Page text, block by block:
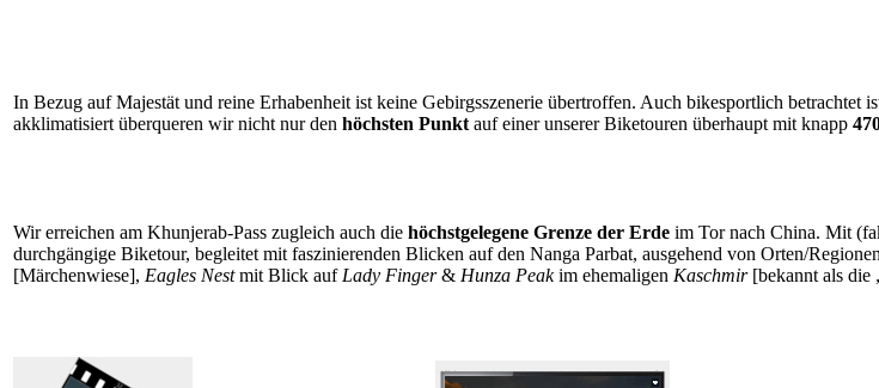
In Bezug auf Majestät und reine Erhabenheit ist keine Gebirgsszenerie übertroffen. Auch bikesportlich betrachtet
akklimatisiert überqueren wir nicht nur den höchsten Punkt auf einer unserer Biketouren überhaupt mit knapp
Wir erreichen am Khunjerab-Pass zugleich auch die höchstgelegene Grenze der Erde im Tor nach China. Mit
durchgängige Biketour, begleitet mit faszinierenden Blicken auf den Nanga Parbat, ausgehend von Orten/
[Märchenwiese], Eagles Nestmit Blick auf Lady Finger& Hunza Peakim ehemaligen Kaschmir [bekannt als